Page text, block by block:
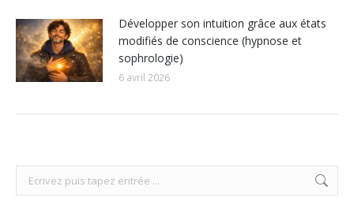
Développer son intuition grâce aux états
modifiés de conscience (hypnose et
sophrologie)
6 avril 2026